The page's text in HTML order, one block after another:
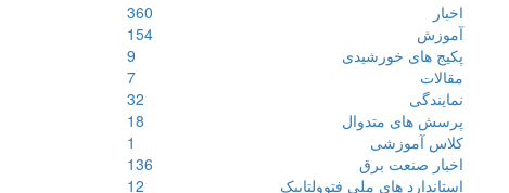
اخبار
360
آموزش
154
پکیج های خورشیدی
9
مقالات
7
نمایندگی
32
پرسش های متدوال
18
کلاس آموزشی
1
اخبار صنعت برق
136
استاندارد های ملی فتوولتاییک
12